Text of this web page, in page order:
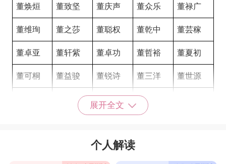
董焕烜 董致坚 董庆声 董众乐 董禄广
董维珣 董之莎 董聪权 董乾中 董芸稼
董卓亚 董轩紫 董卓功 董哲裕 董夏初
董可桐 董益骏 董锐诗 董三洋 董世源
董书瑀 董书羽 董亚苏
董哲霖
展开全文
个人解读